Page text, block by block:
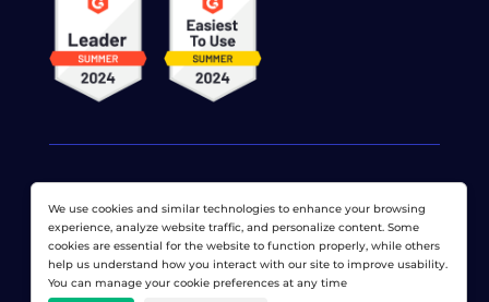
© 2026 网络显示器公司 版权所有。 LoadView 是 Dotcom-
Monitor公司
隐私政策|服务条款|许可专利 |网站地图
We use cookies and similar technologies to enhance your browsing
experience, analyze website traffic, and personalize content. Some
cookies are essential for the website to function properly, while others
help us understand how you interact with our site to improve usability.
You can manage your cookie preferences at any time